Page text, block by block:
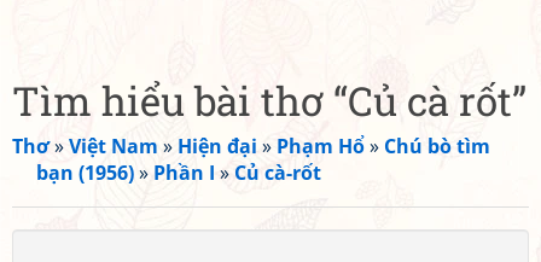
Tìm hiểu bài thơ “Củ cà rốt”
Thơ»Việt Nam » Hiện đại » Phạm Hổ» Chú bò tìm
bạn (1956)» Phần I » Củ cà-rốt